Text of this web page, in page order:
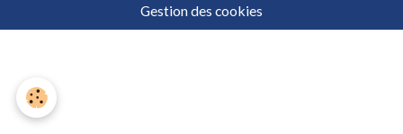
Gestion des cookies